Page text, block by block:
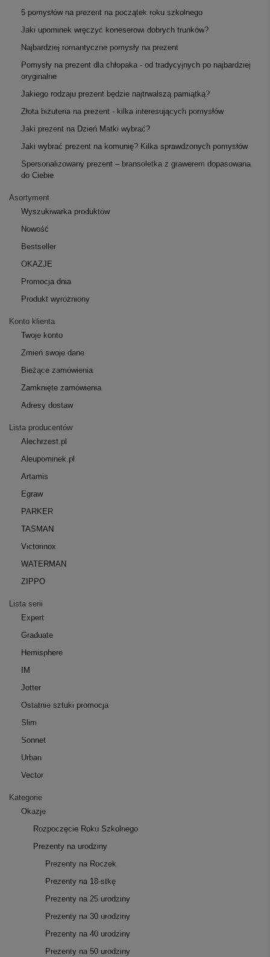
5 pomysłów na prezent na początek roku szkolnego
Jaki upominek wręczyć koneserowi dobrych trunków?
Najbardziej romantyczne pomysły na prezent
Pomysły na prezent dla chłopaka - od tradycyjnych po najbardziej
oryginalne
Jakiego rodzaju prezent będzie najtrwalszą pamiątką?
Złota biżuteria na prezent - kilka interesujących pomysłów
Jaki prezent na Dzień Matki wybrać?
Jaki wybrać prezent na komunię? Kilka sprawdzonych pomysłów
Spersonalizowany prezent – bransoletka z grawerem dopasowana
do Ciebie
Asortyment
Wyszukiwarka produktów
Nowość
Bestseller
OKAZJE
Promocja dnia
Produkt wyróżniony
Konto klienta
Twoje konto
Zmień swoje dane
Bieżące zamówienia
Zamknięte zamówienia
Adresy dostaw
Lista producentów
Alechrzest.pl
Aleupominek.pl
Artamis
Egraw
PARKER
TASMAN
Victorinox
WATERMAN
ZIPPO
Lista serii
Expert
Graduate
Hemisphere
IM
Jotter
Ostatnie sztuki promocja
Slim
Sonnet
Urban
Vector
Kategorie
Okazje
Rozpoczęcie Roku Szkolnego
Prezenty na urodziny
Prezenty na Roczek
Prezenty na 18-stkę
Prezenty na 25 urodziny
Prezenty na 30 urodziny
Prezenty na 40 urodziny
Prezenty na 50 urodziny